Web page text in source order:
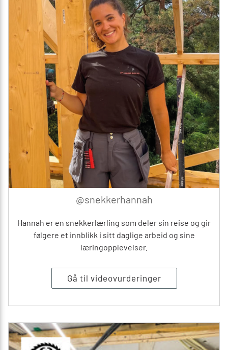
@snekkerhannah
Hannah er en snekkerlærling som deler sin reise og gir
følgere et innblikk i sitt daglige arbeid og sine
læringopplevelser.
Gå til videovurderinger